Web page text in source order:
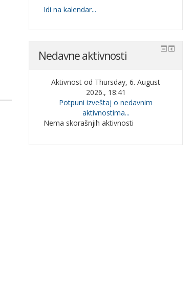
Idi na kalendar...
Nedavne aktivnosti
Aktivnost od Thursday, 6. August
2026., 18:41
Potpuni izveštaj o nedavnim
aktivnostima...
Nema skorašnjih aktivnosti